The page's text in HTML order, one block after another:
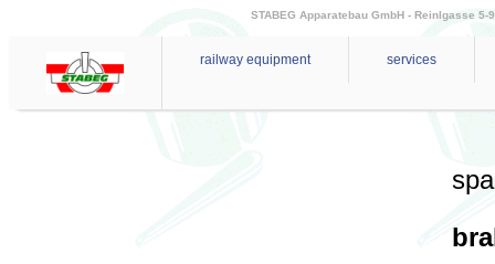
STABEG Apparatebau GmbH - Reinlgasse 5-
railway equipment services